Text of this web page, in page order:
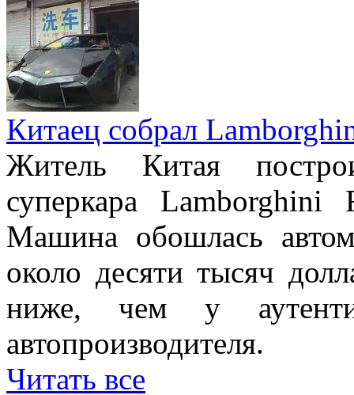
Китаец собрал
Житель Китая
суперкара Lamborghini
Машина обошлась
около десяти тысяч
ниже, чем у
автопроизводителя.
Читать все